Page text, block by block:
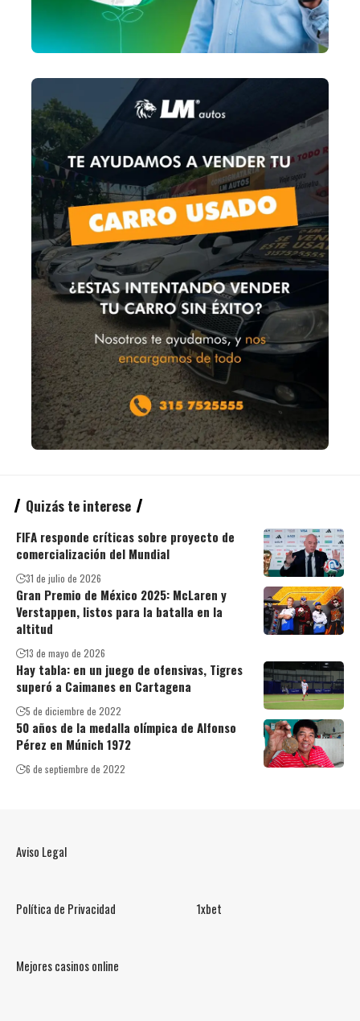
Quizás te interese
FIFA responde críticas sobre proyecto de
comercialización del Mundial
31 de julio de 2026
Gran Premio de México 2025: McLaren y
Verstappen, listos para la batalla en la
altitud
13 de mayo de 2026
Hay tabla: en un juego de ofensivas, Tigres
superó a Caimanes en Cartagena
5 de diciembre de 2022
50 años de la medalla olímpica de Alfonso
Pérez en Múnich 1972
6 de septiembre de 2022
Aviso Legal
Política de Privacidad 1xbet
Mejores casinos online